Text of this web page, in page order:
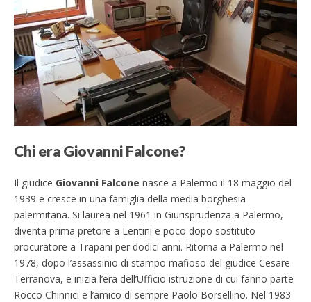
Chi era Giovanni Falcone?
Il giudice Giovanni Falcone nasce a Palermo il 18 maggio del
1939 e cresce in una famiglia della media borghesia
palermitana. Si laurea nel 1961 in Giurisprudenza a Palermo,
diventa prima pretore a Lentini e poco dopo sostituto
procuratore a Trapani per dodici anni. Ritorna a Palermo nel
1978, dopo l’assassinio di stampo mafioso del giudice Cesare
Terranova, e inizia l’era dell’Ufficio istruzione di cui fanno parte
Rocco Chinnici e l’amico di sempre Paolo Borsellino. Nel 1983